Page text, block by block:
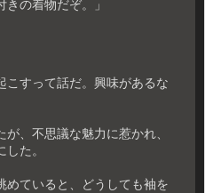
きの着物だぞ。」
こすって話だ。興味があるな
、不思議な魅力に惹かれ、
た。
めていると、どうしても袖を